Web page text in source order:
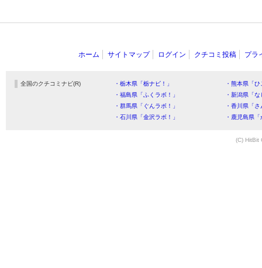
ホーム サイトマップ ログイン クチコミ投稿 プラ
全国のクチコミナビ(R) ・栃木県「栃ナビ！」
・熊本県「
・福島県「ふくラボ！」
・新潟県「
・群馬県「ぐんラボ！」
・香川県「
・石川県「金沢ラボ！」
・鹿児島県
(C) HitBit